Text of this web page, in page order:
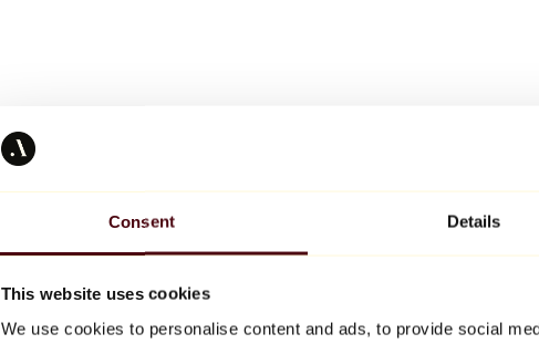
Consent Details
This website uses cookies
We use cookies to personalise content and ads, to provide social